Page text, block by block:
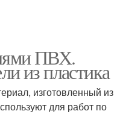
ПВХ.
из пластика
изготовленный из
для работ по